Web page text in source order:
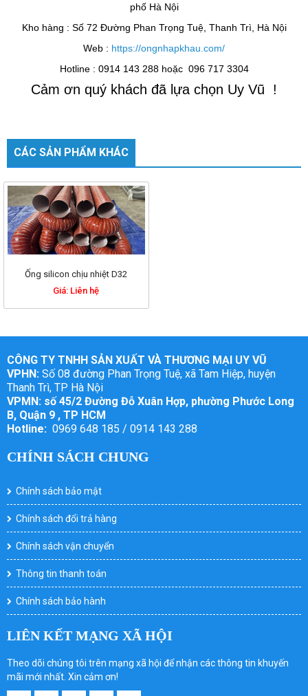
phố Hà Nội
Kho hàng : Số 72 Đường Phan Trọng Tuệ, Thanh Trì, Hà Nội
Web : https://ongnhapkhau.com/
Hotline : 0914 143 288 hoặc 096 717 3304
Cảm ơn quý khách đã lựa chọn Uy Vũ !
CÁC SẢN PHẨM KHÁC
Ống silicon chịu nhiệt D32
Giá: Liên hệ
CÔNG TY TNHH SẢN XUẤT VÀ THƯƠNG MẠI UY VŨ
VPHN: Số 08 đường Phan Trọng Tuệ, xã Tam Hiệp, huyện
Thanh Trì, TP Hà Nội
VPMN: số 45/2 Đường Đỗ Xuân Hợp, phường Phước Long
B, Quận 9 , TP HCM
Hotline: 0969 648 185 / 0914 143 288
CHÍNH SÁCH CHUNG
Chính sách bảo mật
Chính sách đổi trả hàng
Chính sách vận chuyển
Thông tin thanh toán
Chính sách bảo hành
LIÊN KẾT MẠNG XÃ HỘI
Theo dõi chúng tôi trên mạng xã hội để nhận các thông tin khuyến
mãi mới nhất. Xin cảm ơn!